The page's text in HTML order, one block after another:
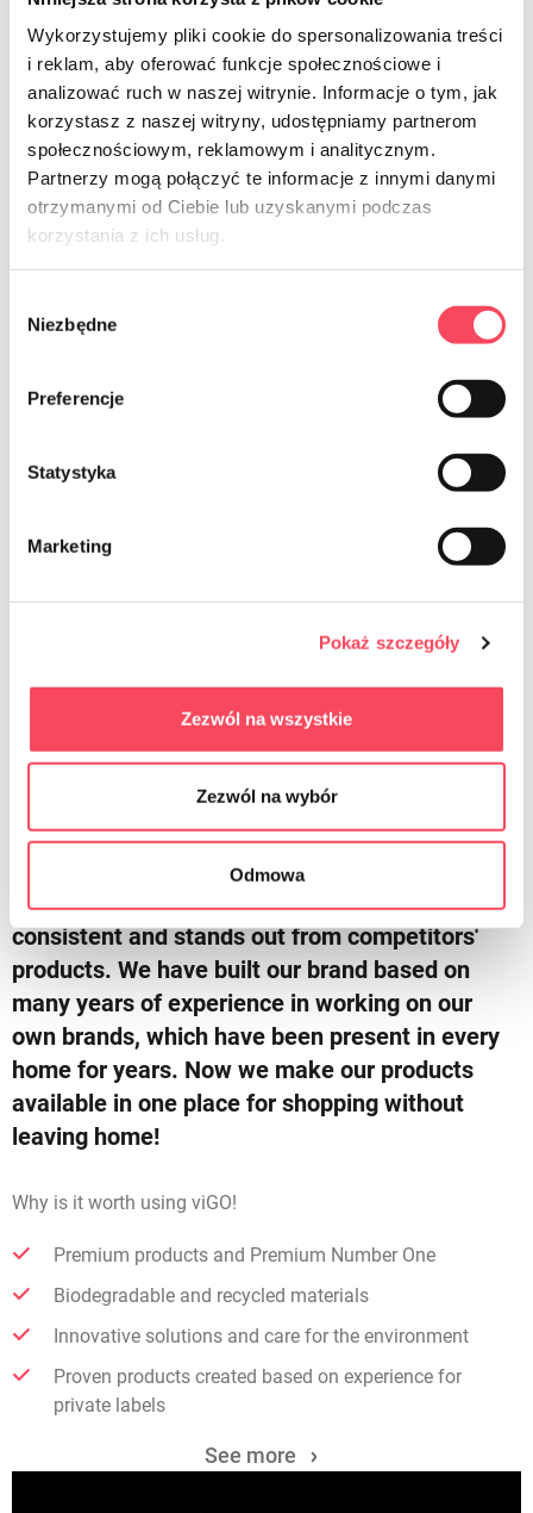
Wykorzystujemy pliki cookie do spersonalizowania treści
i reklam, aby oferować funkcje społecznościowe i
analizować ruch w naszej witrynie. Informacje o tym, jak
korzystasz z naszej witryny, udostępniamy partnerom
społecznościowym, reklamowym i analitycznym.
Partnerzy mogą połączyć te informacje z innymi danymi
otrzymanymi od Ciebie lub uzyskanymi podczas
korzystania z ich usług.
zgody
Niezbędne
Preferencje
Statystyka
Marketing
Pokaż szczegóły
Zezwól na wszystkie
Zezwól na wybór
Odmowa
Kõik uued tooted
Poznaj vIGO! piknik
ciesz się smakowitymi letnimi chwilami spędzonymi z
viGO
More about us
We try to meet your expectations
viGO! is a revolution on the home products
market. Innovative rebranding that is always
consistent and stands out from competitors'
products. We have built our brand based on
many years of experience in working on our
own brands, which have been present in every
home for years. Now we make our products
available in one place for shopping without
leaving home!
Why is it worth using viGO!
Premium products and Premium Number One
Biodegradable and recycled materials
Innovative solutions and care for the environment
Proven products created based on experience for
private labels
See more